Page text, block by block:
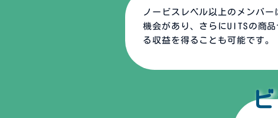
ノービスレベル以上のメンバ
機会があり、さらにUITSの商
る収益を得ることも可能です。